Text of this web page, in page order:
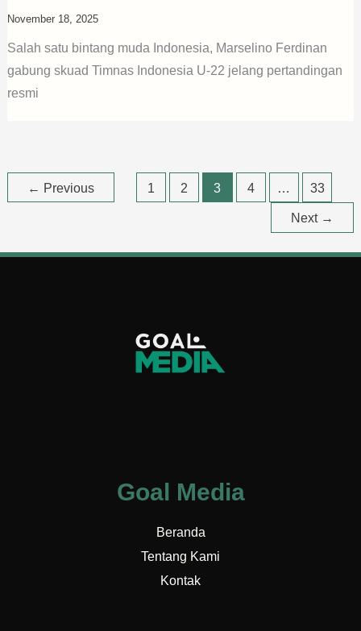
November 18, 2025
Salah satu bintang muda Indonesia, Marselino Ferdinan
gabung skuad Timnas Indonesia U-22 jelang pertandingan
resmi
← Previous 1 2 3 4 … 33
Next →
Goal Media
Beranda
Tentang Kami
Kontak